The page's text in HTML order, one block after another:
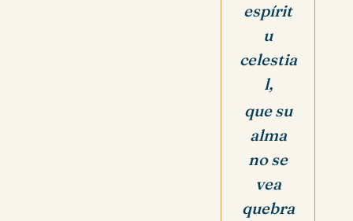
espírit
u
celestia
l,
que su
alma
no se
vea
quebra